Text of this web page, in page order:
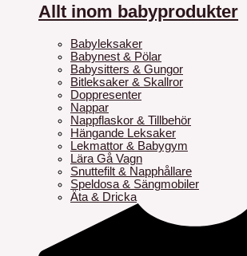
Allt inom babyprodukter
Babyleksaker
Babynest & Pölar
Babysitters & Gungor
Bitleksaker & Skallror
Doppresenter
Nappar
Nappflaskor & Tillbehör
Hängande Leksaker
Lekmattor & Babygym
Lära Gå Vagn
Snuttefilt & Napphållare
Speldosa & Sängmobiler
Äta & Dricka